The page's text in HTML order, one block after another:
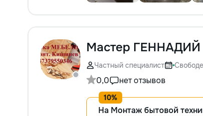
Мастер ГЕННАДИЙ
Частный специалист
0,0 нет отзывов
На Монтаж бытовой